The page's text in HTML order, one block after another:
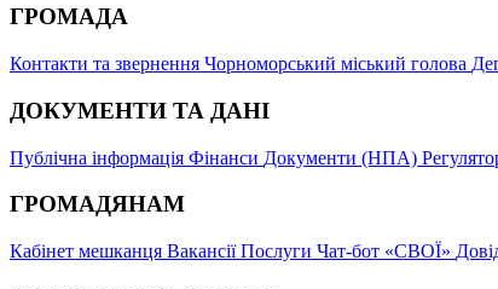
ГРОМАДА
Контакти та звернення Чорноморський міський голова
ДОКУМЕНТИ ТА ДАНІ
Публічна інформація Фінанси Документи (НПА)
ГРОМАДЯНАМ
Кабінет мешканця ВакансіїПослуги Чат-бот «СВОЇ»